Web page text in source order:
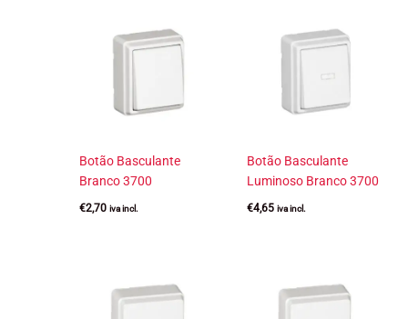
Botão Basculante
Branco 3700
€2,70 iva incl.
Botão Basculante
Luminoso Branco 3700
€4,65 iva incl.